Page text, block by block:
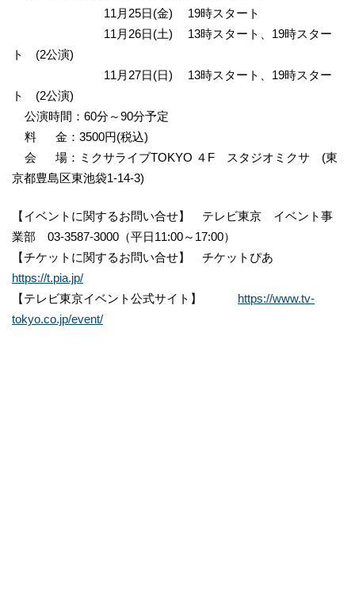
11月25日(金) 19時スタート
11月26日(土) 13時スタート、19時スター
ト (2公演)
11月27日(日) 13時スタート、19時スター
ト (2公演)
公演時間：60分～90分予定
料 金：3500円(税込)
会 場：ミクサライブTOKYO ４F スタジオミクサ (東
京都豊島区東池袋1-14-3)
【イベントに関するお問い合せ】 テレビ東京 イベント事
業部 03-3587-3000（平日11:00～17:00）
【チケットに関するお問い合せ】 チケットぴあ
https://t.pia.jp/
【テレビ東京イベント公式サイト】 https://www.tv-
tokyo.co.jp/event/